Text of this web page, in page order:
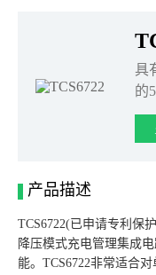
具
的
产品描述
TCS6722(已申请专利保
降压模式充电管理集成
能。TCS6722非常适合